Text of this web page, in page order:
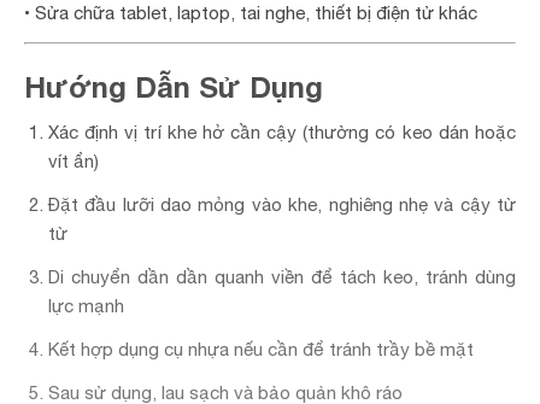
• Sửa chữa tablet, laptop, tai nghe, thiết bị điện tử khác
Hướng Dẫn Sử Dụng
Xác định vị trí khe hở cần cậy (thường có keo dán hoặc
vít ẩn)
Đặt đầu lưỡi dao mỏng vào khe, nghiêng nhẹ và cậy từ
từ
Di chuyển dần dần quanh viền để tách keo, tránh dùng
lực mạnh
Kết hợp dụng cụ nhựa nếu cần để tránh trầy bề mặt
Sau sử dụng, lau sạch và bảo quản khô ráo